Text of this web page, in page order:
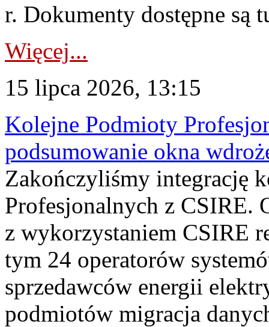
r. Dokumenty dostępne są
Więcej...
15 lipca 2026, 13:15
Kolejne Podmioty
podsumowanie okna
Zakończyliśmy integrację
Profesjonalnych z CSIRE.
z wykorzystaniem CSIRE
tym 24 operatorów
sprzedawców energii
podmiotów migracja